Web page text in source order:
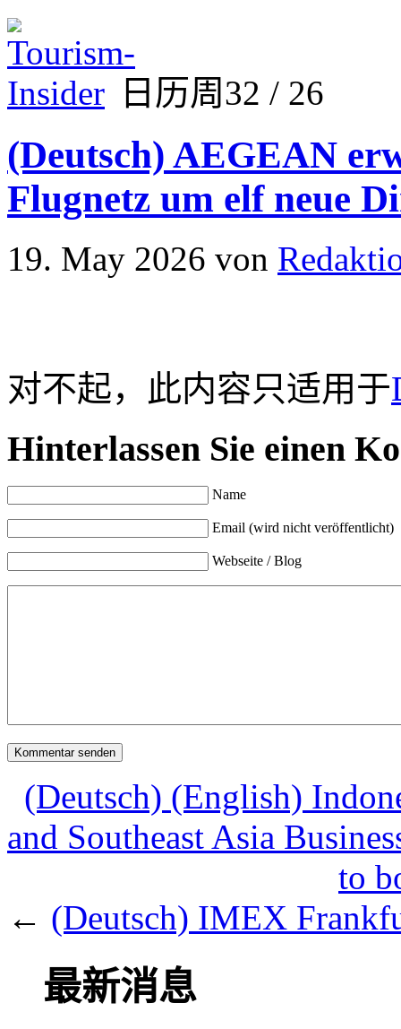
日历周32 / 26
(Deutsch) AEGEAN
Flugnetz um elf neue
19. May 2026 von
对不起，此内容只适用于
Hinterlassen Sie einen
Name
Email (wird nicht veröffentlicht)
Webseite / Blog
(Deutsch) (English)
and Southeast Asia
to
← (Deutsch) IMEX
最新消息